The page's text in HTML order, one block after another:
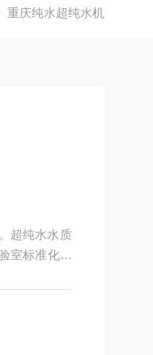
重庆纯水超纯水机
超纯水水质
室标准化协